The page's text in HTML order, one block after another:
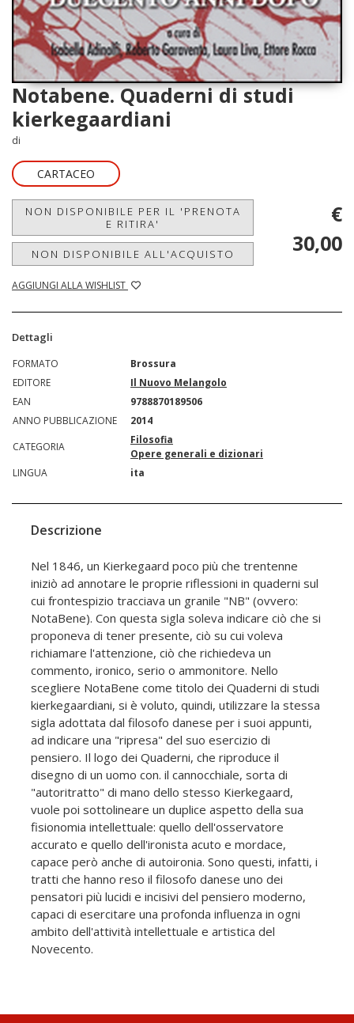
Notabene. Quaderni di studi
kierkegaardiani
di
CARTACEO
NON DISPONIBILE PER IL 'PRENOTA
E RITIRA'
NON DISPONIBILE ALL'ACQUISTO
AGGIUNGI ALLA WISHLIST
€
30,00
Dettagli
FORMATO
Brossura
EDITORE
Il Nuovo Melangolo
EAN
9788870189506
ANNO PUBBLICAZIONE
2014
CATEGORIA
Filosofia
Opere generali e dizionari
LINGUA
ita
Descrizione
Nel 1846, un Kierkegaard poco più che trentenne
iniziò ad annotare le proprie riflessioni in quaderni sul
cui frontespizio tracciava un granile "NB" (ovvero:
NotaBene). Con questa sigla soleva indicare ciò che si
proponeva di tener presente, ciò su cui voleva
richiamare l'attenzione, ciò che richiedeva un
commento, ironico, serio o ammonitore. Nello
scegliere NotaBene come titolo dei Quaderni di studi
kierkegaardiani, si è voluto, quindi, utilizzare la stessa
sigla adottata dal filosofo danese per i suoi appunti,
ad indicare una "ripresa" del suo esercizio di
pensiero. Il logo dei Quaderni, che riproduce il
disegno di un uomo con. il cannocchiale, sorta di
"autoritratto" di mano dello stesso Kierkegaard,
vuole poi sottolineare un duplice aspetto della sua
fisionomia intellettuale: quello dell'osservatore
accurato e quello dell'ironista acuto e mordace,
capace però anche di autoironia. Sono questi, infatti, i
tratti che hanno reso il filosofo danese uno dei
pensatori più lucidi e incisivi del pensiero moderno,
capaci di esercitare una profonda influenza in ogni
ambito dell'attività intellettuale e artistica del
Novecento.